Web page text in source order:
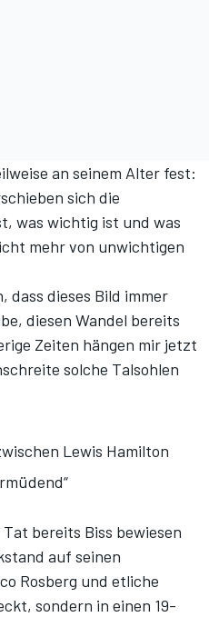
an seinem Alter fest:
sich die
was wichtig ist und was
mehr von unwichtigen
dass dieses Bild immer
diesen Wandel bereits
Zeiten hängen mir jetzt
solche Talsohlen
Lewis Hamilton
bereits Biss bewiesen
auf seinen
Rosberg und etliche
sondern in einen 19-